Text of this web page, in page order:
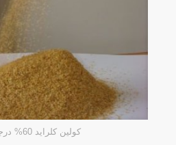
کولین کلراید 60% درجه خوراک